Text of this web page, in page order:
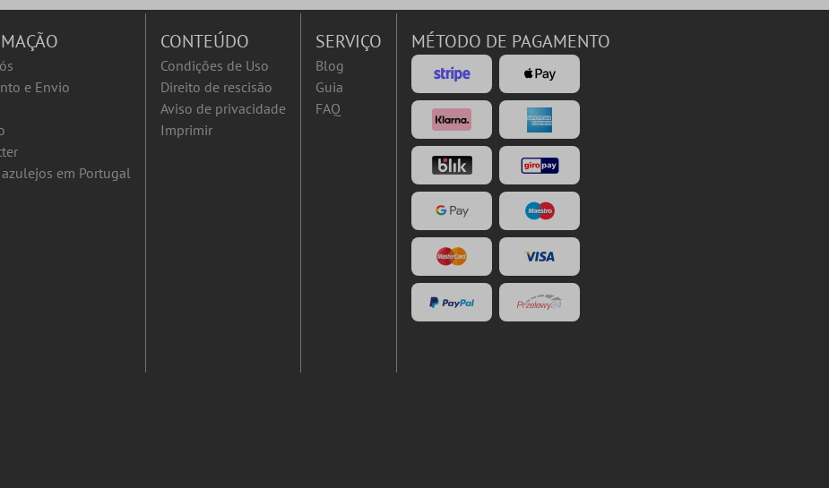
e Envio
azulejos em Portugal
CONTEÚDO
Condições de Uso
Direito de rescisão
Aviso de privacidade
Imprimir
SERVIÇO
Blog
Guia
FAQ
MÉTODO DE PAGAMENTO